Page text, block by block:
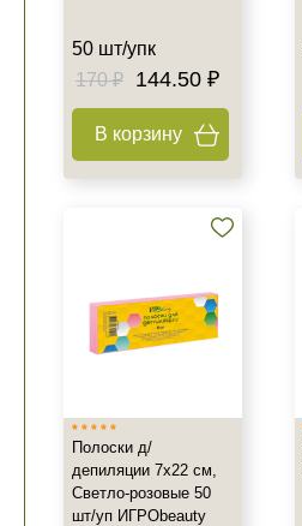
50 шт/упк
170 ₽
144.50 ₽
В корзину
Полоски д/
депиляции 7х22 см,
Светло-розовые 50
шт/уп ИГРОbeauty